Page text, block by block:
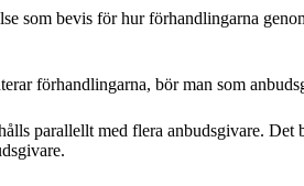
som bevis för hur förhandlingarna
förhandlingarna, bör man som
parallellt med flera anbudsgivare.